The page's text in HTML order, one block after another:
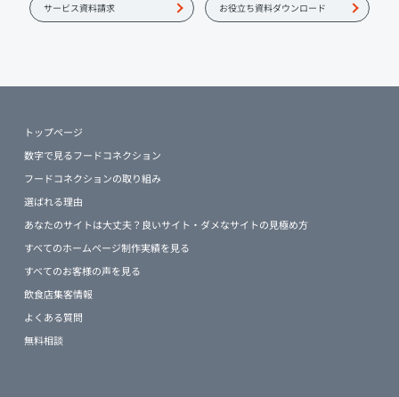
サービス資料請求 お役立ち資料ダウンロード
トップページ
数字で見るフードコネクション
フードコネクションの取り組み
選ばれる理由
あなたのサイトは大丈夫？良いサイト・ダメなサイトの見極め方
すべてのホームページ制作実績を見る
すべてのお客様の声を見る
飲食店集客情報
よくある質問
無料相談